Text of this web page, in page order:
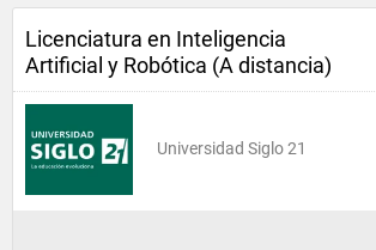
Licenciatura en Inteligencia
Artificial y Robótica (A distancia)
Universidad Siglo 21